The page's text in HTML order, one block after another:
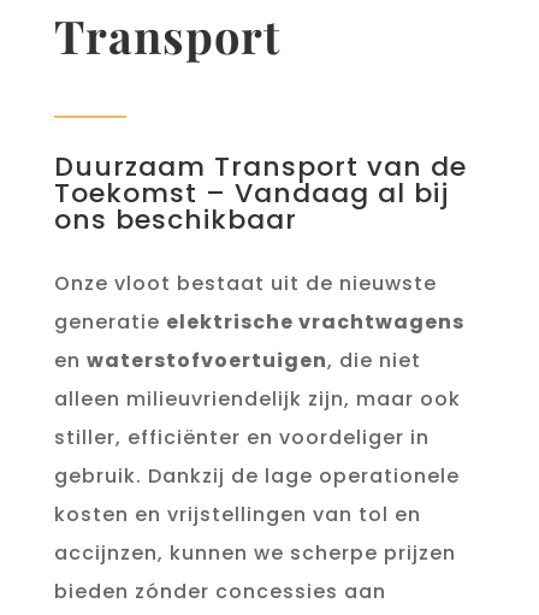
Transport
Duurzaam Transport van de
Toekomst – Vandaag al bij
ons beschikbaar
Onze vloot bestaat uit de nieuwste
generatie elektrische vrachtwagens
en waterstofvoertuigen, die niet
alleen milieuvriendelijk zijn, maar ook
stiller, efficiënter en voordeliger in
gebruik. Dankzij de lage operationele
kosten en vrijstellingen van tol en
accijnzen, kunnen we scherpe prijzen
bieden zónder concessies aan